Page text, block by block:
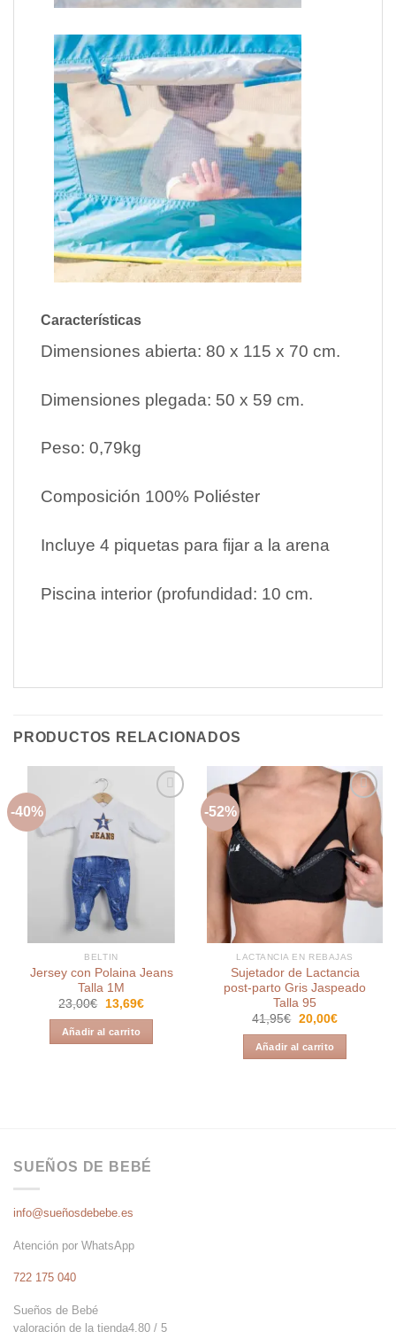
Características
Dimensiones abierta: 80 x 115 x 70 cm.
Dimensiones plegada: 50 x 59 cm.
Peso: 0,79kg
Composición 100% Poliéster
Incluye 4 piquetas para fijar a la arena
Piscina interior (profundidad: 10 cm.
PRODUCTOS RELACIONADOS
-40%
BELTIN
Jersey con Polaina Jeans
Talla 1M
23,00€
El
original
era:
13,69€El
Añadir al carrito
-52%
Añadir
a la
lista de
deseos
LACTANCIA EN REBAJAS
Sujetador de Lactancia
post-parto Gris Jaspeado
Talla 95
41,95€ El
original
era:
20,00€El
Añadir al carrito
SUEÑOS DE BEBÉ
info@sueñosdebebe.es
Atención por WhatsApp
722 175 040
Sueños de Bebé
valoración de la tienda4.80 / 5